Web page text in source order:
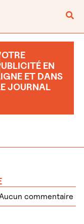
EN
ET DANS
JOURNAL
commentaire